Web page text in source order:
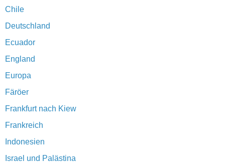
Chile
Deutschland
Ecuador
England
Europa
Färöer
Frankfurt nach Kiew
Frankreich
Indonesien
Israel und Palästina